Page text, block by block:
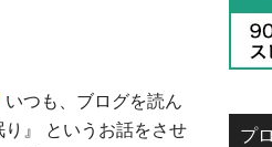
いつも、ブログを読ん
』 というお話をさせ
プ